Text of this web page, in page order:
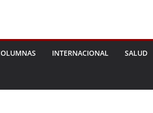
INTERNACIONAL SALUD